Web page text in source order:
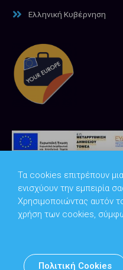
Ελληνική Κυβέρνηση
Copyright © 2026
Τα cookies επιτρέπουν
ενισχύουν την εμπειρία
Χρησιμοποιώντας αυτόν
χρήση των cookies,
Πολιτική Cookies